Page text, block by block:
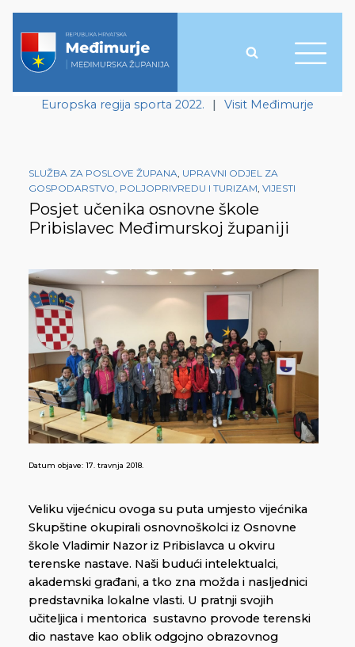
Europska regija sporta 2022. | Visit Međimurje
SLUŽBA ZA POSLOVE ŽUPANA, UPRAVNI ODJEL ZA
GOSPODARSTVO, POLJOPRIVREDU I TURIZAM, VIJESTI
Posjet učenika osnovne škole
Pribislavec Međimurskoj županiji
Datum objave: 17. travnja 2018.
Veliku vijećnicu ovoga su puta umjesto vijećnika
Skupštine okupirali osnovnoškolci iz Osnovne
škole Vladimir Nazor iz Pribislavca u okviru
terenske nastave. Naši budući intelektualci,
akademski građani, a tko zna možda i nasljednici
predstavnika lokalne vlasti. U pratnji svojih
učiteljica i mentorica sustavno provode terenski
dio nastave kao oblik odgojno obrazovnog